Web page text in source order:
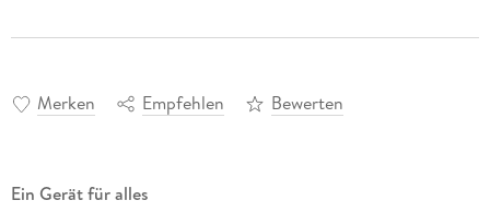
Merken Empfehlen Bewerten
Ein Gerät für alles